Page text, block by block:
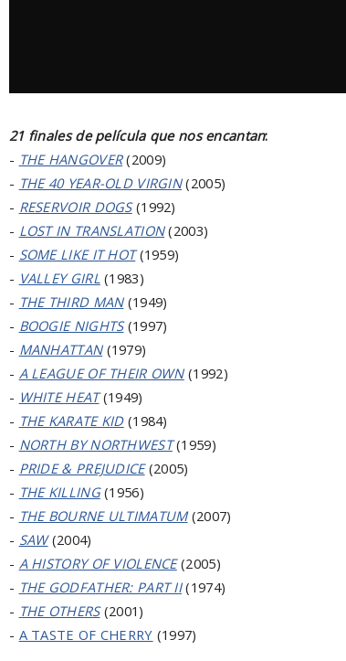
21 finales de película que nos encantan:
- THE HANGOVER(2009)
- THE 40 YEAR-OLD VIRGIN(2005)
- RESERVOIR DOGS(1992)
- LOST IN TRANSLATION(2003)
- SOME LIKE IT HOT(1959)
- VALLEY GIRL(1983)
- THE THIRD MAN(1949)
- BOOGIE NIGHTS(1997)
- MANHATTAN(1979)
- A LEAGUE OF THEIR OWN(1992)
- WHITE HEAT(1949)
- THE KARATE KID(1984)
- NORTH BY NORTHWEST(1959)
- PRIDE & PREJUDICE(2005)
- THE KILLING(1956)
- THE BOURNE ULTIMATUM(2007)
- SAW(2004)
- A HISTORY OF VIOLENCE(2005)
- THE GODFATHER: PART II(1974)
- THE OTHERS(2001)
- A TASTE OF CHERRY (1997)